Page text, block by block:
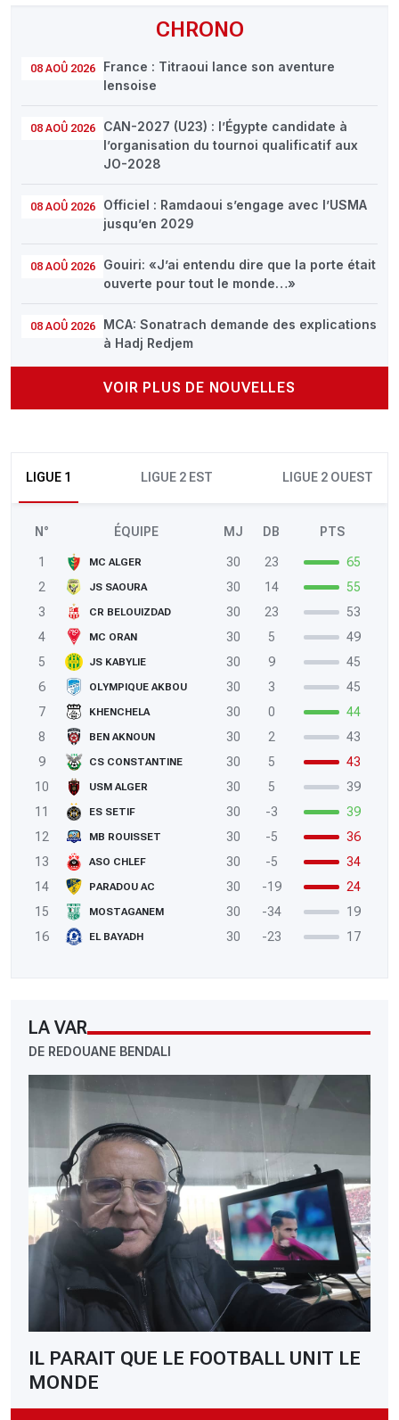
CHRONO
08 AOÛ 2026
France : Titraoui lance son aventure
lensoise
08 AOÛ 2026
CAN-2027 (U23) : l’Égypte candidate à
l’organisation du tournoi qualificatif aux
JO-2028
08 AOÛ 2026
Officiel : Ramdaoui s’engage avec l’USMA
jusqu’en 2029
08 AOÛ 2026
Gouiri: «J’ai entendu dire que la porte était
ouverte pour tout le monde…»
08 AOÛ 2026
MCA: Sonatrach demande des explications
à Hadj Redjem
VOIR PLUS DE NOUVELLES
LIGUE 1 LIGUE 2 EST LIGUE 2 OUEST
N° ÉQUIPE MJ DB PTS
1 MC ALGER 30 23
65
2
JS SAOURA 30 14
55
3
CR BELOUIZDAD 30 23
53
4
MC ORAN 30 5
49
5
JS KABYLIE 30 9
45
6
OLYMPIQUE AKBOU 30 3
45
7
KHENCHELA 30 0
44
8
BEN AKNOUN 30 2
43
9
CS CONSTANTINE 30 5
43
10
USM ALGER 30 5
39
11
ES SETIF 30 -3
39
12
MB ROUISSET 30 -5
36
13
ASO CHLEF 30 -5
34
14
PARADOU AC 30 -19
24
15
MOSTAGANEM 30 -34
19
16
EL BAYADH 30 -23 17
LA VAR
DE REDOUANE BENDALI
IL PARAIT QUE LE FOOTBALL UNIT LE
MONDE